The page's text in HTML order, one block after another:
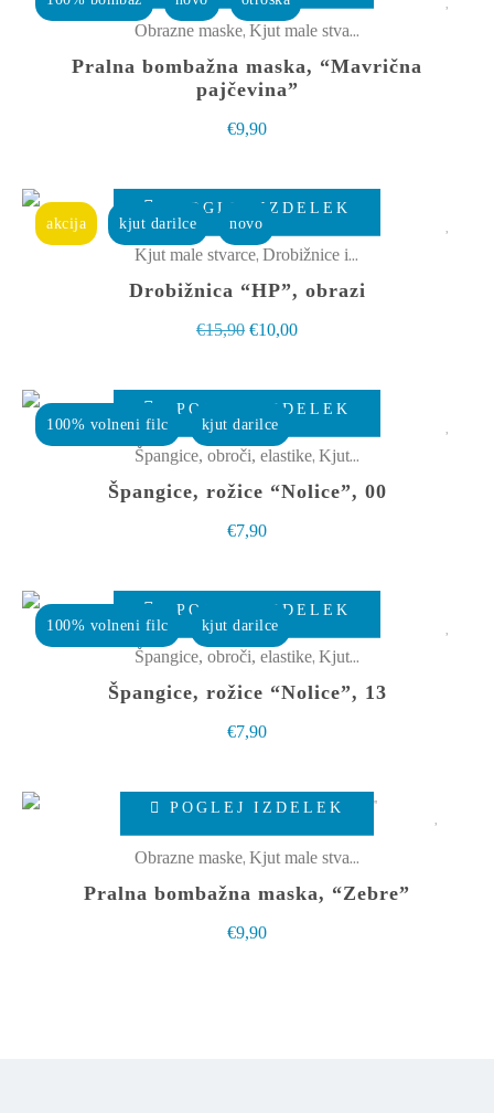
na
izdelka
več
strani
Obrazne maske, Kjut male stvarce
Pralna bombažna maska, “Mavrična
pajčevina”
€9,90
akcija kjut darilce novo
POGLEJ IZDELEK
Kjut male stvarce, Drobižnice in toaletke
Drobižnica “HP”, obrazi
€15,90 Izvirna
je
bila:
€15,90.
€10,00Trenutna
je:
100% volneni filc kjut darilce
POGLEJ IZDELEK
Špangice, obroči, elastike, Kjut male stvarce
Špangice, rožice “Nolice”, 00
€7,90
100% volneni filc kjut darilce
POGLEJ IZDELEK
Špangice, obroči, elastike, Kjut male stvarce
Špangice, rožice “Nolice”, 13
€7,90
POGLEJ IZDELEK
Ta
več
Obrazne maske, Kjut male stvarce
Pralna bombažna maska, “Zebre”
€9,90